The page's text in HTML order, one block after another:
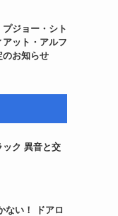
ジョー・シト
アット・アルフ
のお知らせ
ック 異音と交
ない！ ドアロ